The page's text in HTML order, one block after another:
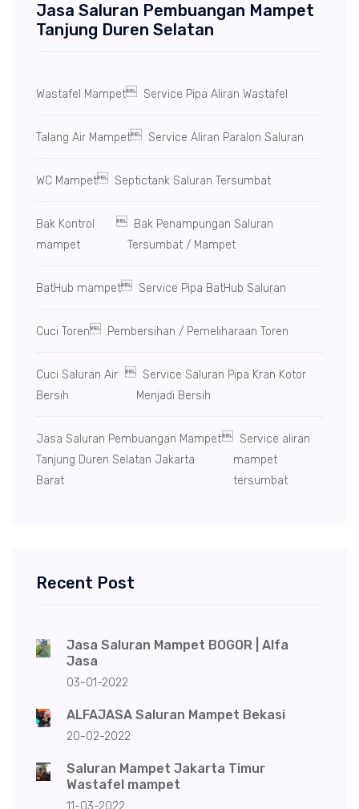
Jasa Saluran Pembuangan Mampet
Tanjung Duren Selatan
Wastafel Mampet Service Pipa Aliran Wastafel
Talang Air Mampet Service Aliran Paralon Saluran
WC Mampet Septictank Saluran Tersumbat
Bak Kontrol
mampet
 Bak Penampungan Saluran
Tersumbat / Mampet
BatHub mampet Service Pipa BatHub Saluran
Cuci Toren Pembersihan / Pemeliharaan Toren
Cuci Saluran Air
Bersih
Service Saluran Pipa Kran Kotor
Menjadi Bersih
Jasa Saluran Pembuangan Mampet
Tanjung Duren Selatan Jakarta
Barat
 Service aliran
mampet
tersumbat
Recent Post
Jasa Saluran Mampet BOGOR | Alfa
Jasa
03-01-2022
ALFAJASA Saluran Mampet Bekasi
20-02-2022
Saluran Mampet Jakarta Timur
Wastafel mampet